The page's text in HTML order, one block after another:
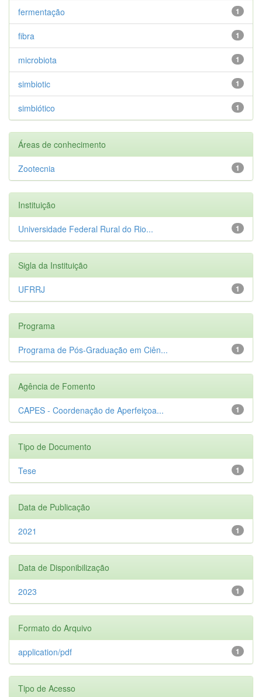
1
fermentação
1
fibra
1
microbiota
1
simbiotic
1
simbiótico
Áreas de conhecimento
1
Zootecnia
Instituição
1
Universidade Federal Rural do Rio...
Sigla da Instituição
1
UFRRJ
Programa
1
Programa de Pós-Graduação em Ciên...
Agência de Fomento
1
CAPES - Coordenação de Aperfeiçoa...
Tipo de Documento
1
Tese
Data de Publicação
1
2021
Data de Disponibilização
1
2023
Formato do Arquivo
1
application/pdf
Tipo de Acesso